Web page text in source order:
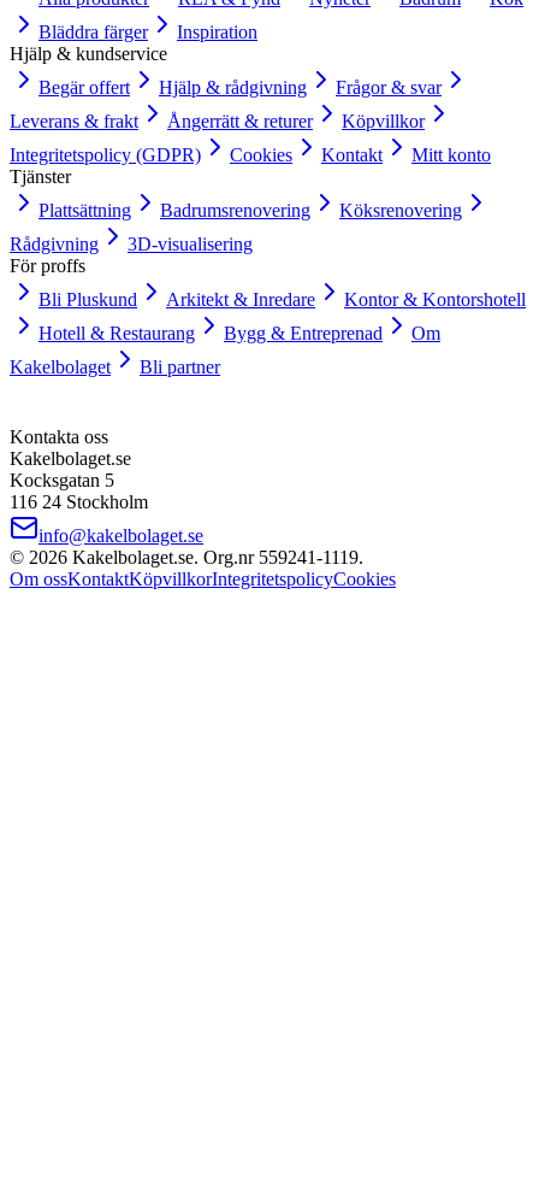
Bläddra färger
Inspiration
Hjälp & kundservice
Begär offert
Hjälp & rådgivning
Frågor & svar
Leverans & frakt
Ångerrätt & returer
Köpvillkor
Integritetspolicy (GDPR)
Cookies Kontakt
Mitt konto
Tjänster
Plattsättning
Badrumsrenovering
Köksrenovering
Rådgivning
3D-visualisering
För proffs
Bli Pluskund
Arkitekt & Inredare
Kontor & Kontorshotell
Hotell & Restaurang
Bygg & Entreprenad
Om
Kakelbolaget
Bli partner
Kontakta oss
Kakelbolaget.se
Kocksgatan 5
116 24 Stockholm
info@kakelbolaget.se
© 2026 Kakelbolaget.se. Org.nr 559241‑1119.
Om ossKontaktKöpvillkorIntegritetspolicyCookies